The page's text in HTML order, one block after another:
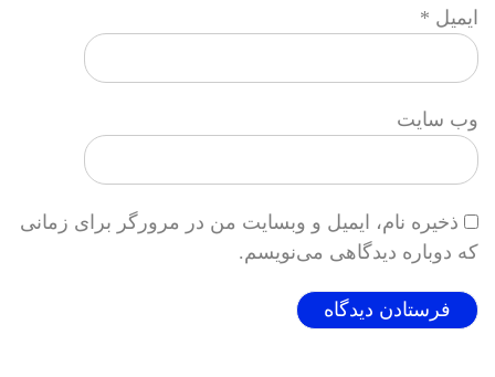
ایمیل *
وب‌ سایت
ذخیره نام، ایمیل و وبسایت من در مرورگر برای زمانی
که دوباره دیدگاهی می‌نویسم.